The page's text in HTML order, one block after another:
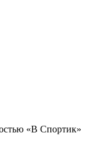
«В Спортик»